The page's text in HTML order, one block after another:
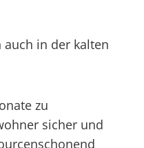
in der kalten
zu
sicher und